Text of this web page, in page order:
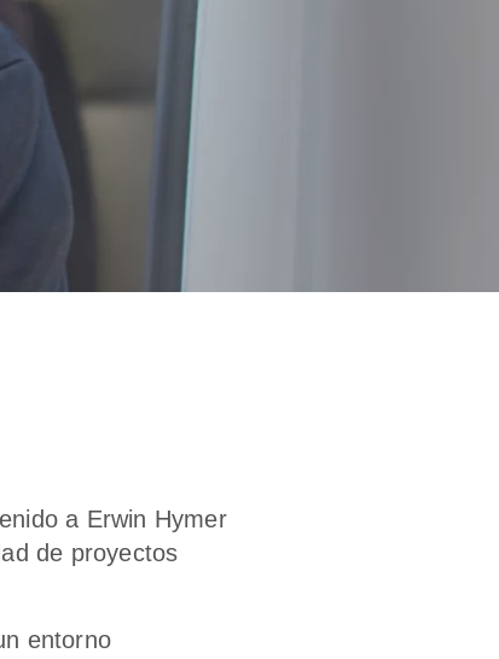
a Erwin Hymer
de proyectos
entorno